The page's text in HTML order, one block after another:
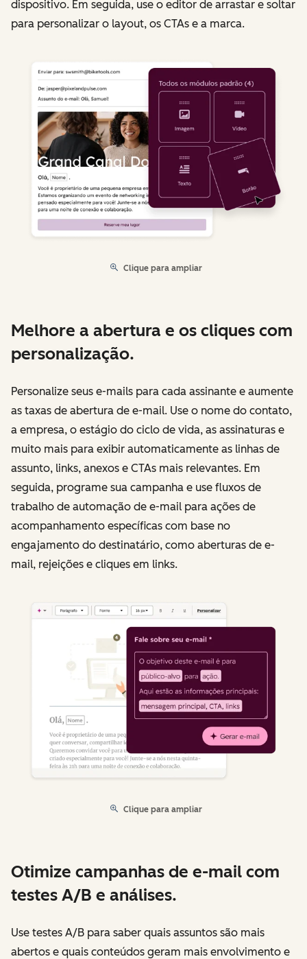
dispositivo. Em seguida, use o editor de arrastar e soltar
para personalizar o layout, os CTAs e a marca.
Clique para ampliar
Melhore a abertura e os cliques com
personalização.
Personalize seus e-mails para cada assinante e aumente
as taxas de abertura de e-mail. Use o nome do contato,
a empresa, o estágio do ciclo de vida, as assinaturas e
muito mais para exibir automaticamente as linhas de
assunto, links, anexos e CTAs mais relevantes. Em
seguida, programe sua campanha e use fluxos de
trabalho de automação de e-mail para ações de
acompanhamento específicas com base no
engajamento do destinatário, como aberturas de e-
mail, rejeições e cliques em links.
Clique para ampliar
Otimize campanhas de e-mail com
testes A/B e análises.
Use testes A/B para saber quais assuntos são mais
abertos e quais conteúdos geram mais envolvimento e